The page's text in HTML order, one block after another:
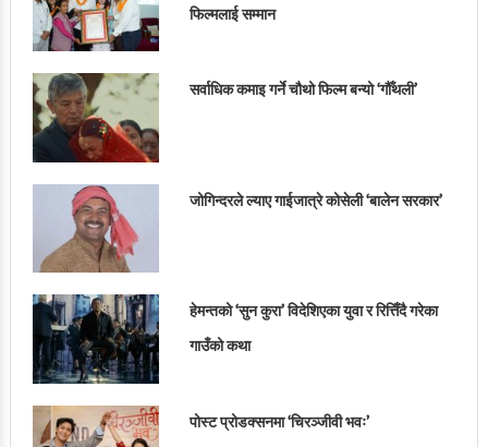
फिल्मलाई सम्मान
सर्वाधिक कमाइ गर्ने चौथो फिल्म बन्यो ‘गौँथली’
जोगिन्दरले ल्याए गाईजात्रे कोसेली ‘बालेन सरकार’
हेमन्तको ‘सुन कुरा’ विदेशिएका युवा र रित्तिँदै गरेका
गाउँको कथा
पोस्ट प्रोडक्सनमा ‘चिरञ्जीवी भवः’